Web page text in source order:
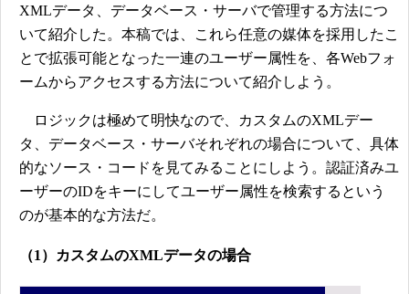
XMLデータ、データベース・サーバで管理する方法につ
いて紹介した。本稿では、これら任意の媒体を採用したこ
とで拡張可能となった一連のユーザー属性を、各Webフォ
ームからアクセスする方法について紹介しよう。
ロジックは極めて明快なので、カスタムのXMLデー
タ、データベース・サーバそれぞれの場合について、具体
的なソース・コードを見てみることにしよう。認証済みユ
ーザーのIDをキーにしてユーザー属性を検索するという
のが基本的な方法だ。
（1）カスタムのXMLデータの場合